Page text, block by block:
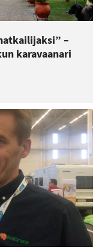
–
karavaanari